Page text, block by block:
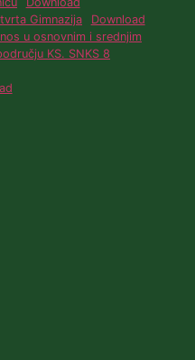
Gimnazija
Download
u osnovnim i srednjim
KS. SNKS 8